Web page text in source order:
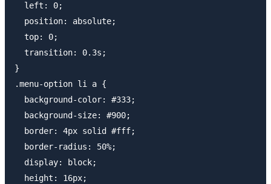
  left: 0;
  position: absolute;
  top: 0;
  transition: 0.3s;
}
.menu-option li a {
  background-color: #333;
  background-size: #900;
  border: 4px solid #fff;
  border-radius: 50%;
  display: block;
  height: 16px;